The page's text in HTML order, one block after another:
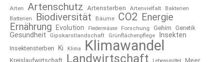
Arten Artenschutz Artensterben Artenvielfalt
Bakterien
Batterien
Biodiversität Bäume CO2 Energie
Ernährung
Evolution Fledermäuse Forschung Gehirn Genetik
Gesundheit Gipskarstlandschaft Grünflächenpflege Insekten
Insektensterben Ki Klima Klimawandel
Kreislaufwirtschaft Landwirtschaft
Meer